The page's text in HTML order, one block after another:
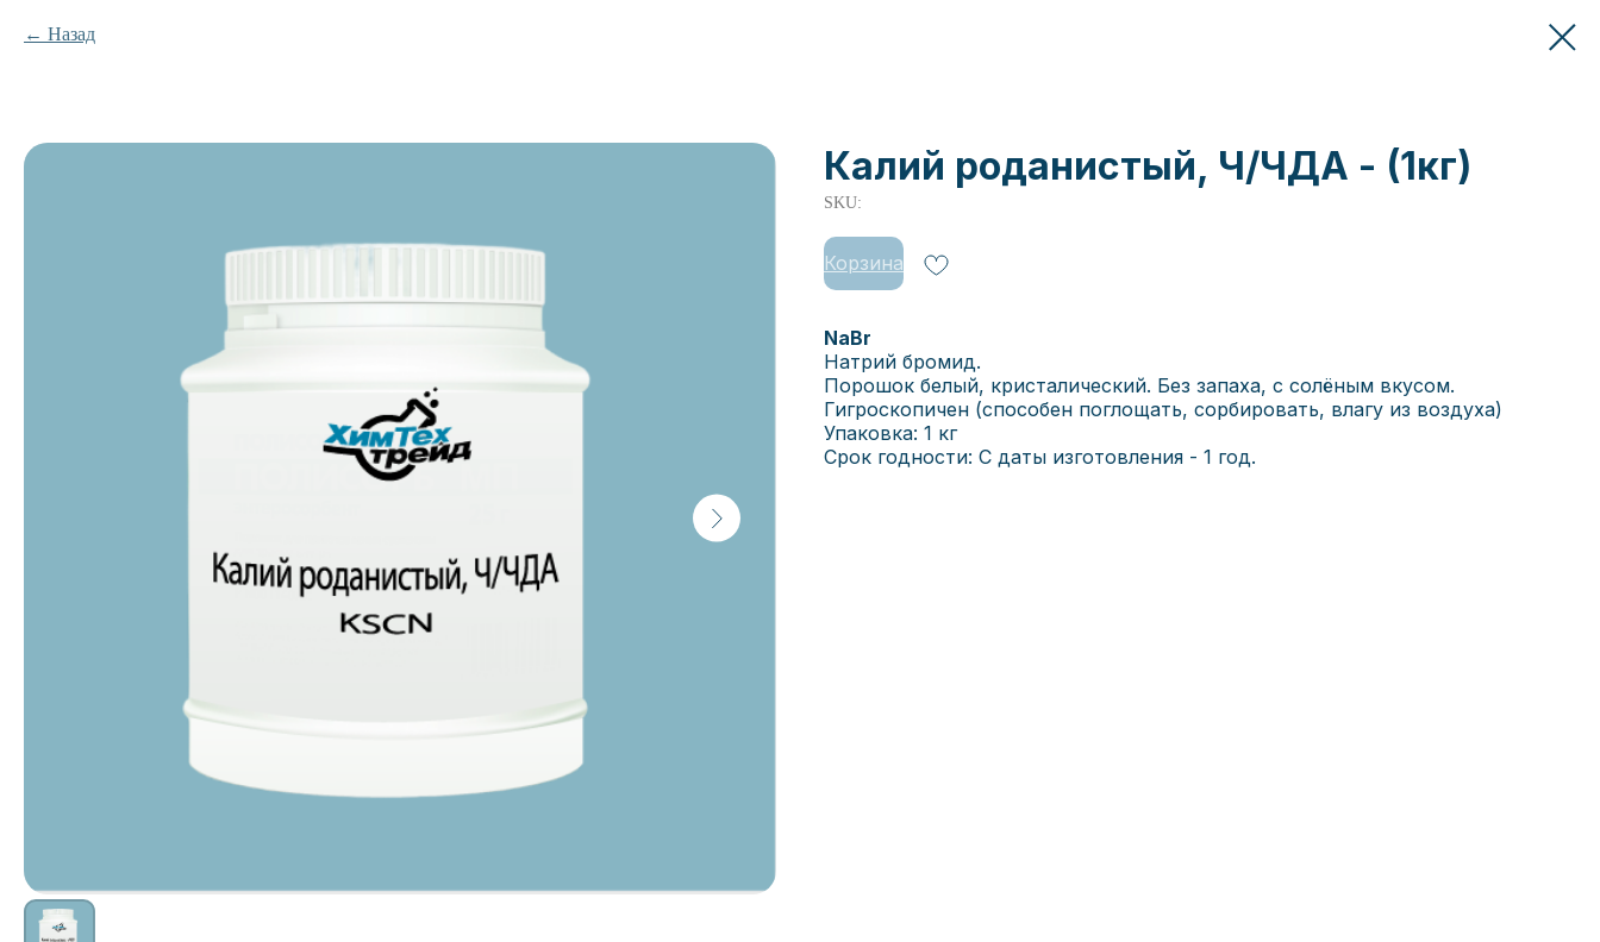
Назад
Калий роданистый, Ч/ЧДА - (1кг)
SKU:
Корзина
NaBr
Натрий бромид.
Порошок белый, кристалический. Без запаха, с солёным вкусом.
Гигроскопичен (способен поглощать, сорбировать, влагу из воздуха)
Упаковка: 1 кг
Срок годности: С даты изготовления - 1 год.